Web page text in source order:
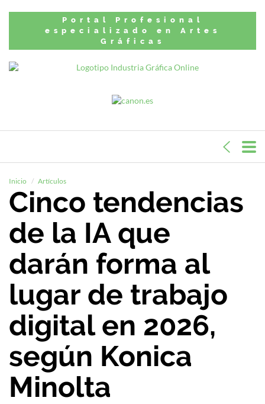
Portal Profesional
especializado en Artes
Gráficas
Inicio Artículos
Cinco tendencias
de la IA que
darán forma al
lugar de trabajo
digital en 2026,
según Konica
Minolta